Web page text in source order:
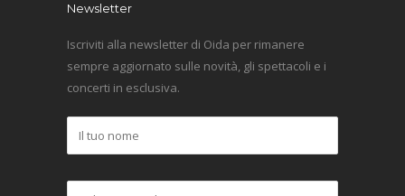
Newsletter
Iscriviti alla newsletter di Oida per rimanere
sempre aggiornato sulle novità, gli spettacoli e i
concerti in esclusiva.